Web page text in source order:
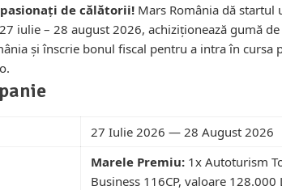
de călătorii!Mars România dă startul
iulie – 28 august 2026, achiziționează gumă
și înscrie bonul fiscal pentru a intra în
27 Iulie 2026 — 28 August 2026
Marele Premiu:1x Autoturism
Business 116CP, valoare 128.000